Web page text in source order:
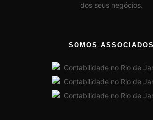
dos seus negócios.
SOMOS ASSOCIADOS